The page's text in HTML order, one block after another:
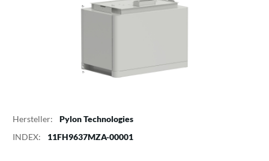
Hersteller:
Pylon Technologies
INDEX:
11FH9637MZA-00001